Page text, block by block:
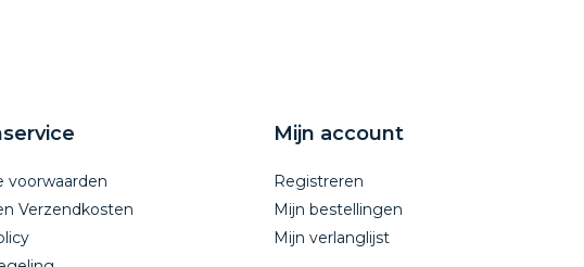
voorwaarden
Verzendkosten
Mijn account
Registreren
Mijn bestellingen
Mijn verlanglijst